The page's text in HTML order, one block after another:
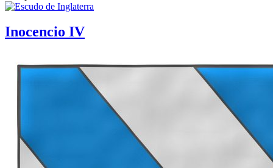
Inocencio IV